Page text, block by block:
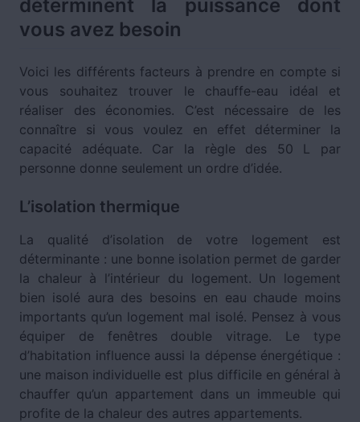
déterminent la puissance dont
vous avez besoin
Voici les différents facteurs à prendre en compte si
vous souhaitez trouver le chauffe-eau idéal et
réaliser des économies. C’est nécessaire de les
connaître si vous voulez en effet déterminer la
capacité adéquate. Car la règle des 50 L par
personne donne seulement un ordre d’idée.
L’isolation thermique
La qualité d’isolation de votre logement est
déterminante : une bonne isolation permet de garder
la chaleur à l’intérieur du logement. Un logement
bien isolé aura des besoins en eau chaude moins
importants qu’un logement mal isolé. Pensez à vous
équiper de fenêtres double vitrage. Le type
d’habitation influence aussi la dépense énergétique :
une maison individuelle est plus difficile en général à
chauffer qu’un appartement dans un immeuble qui
profite de la chaleur des autres appartements.